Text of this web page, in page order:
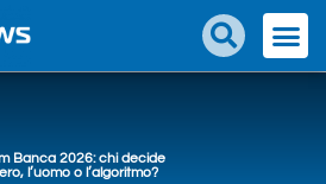
Banca 2026: chi decide
l’uomo o l’algoritmo?